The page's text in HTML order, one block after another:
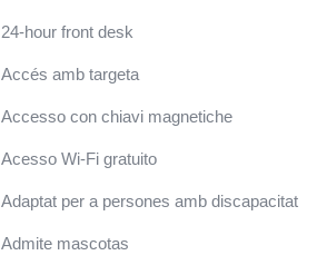
24-hour front desk
Accés amb targeta
Accesso con chiavi magnetiche
Acesso Wi-Fi gratuito
Adaptat per a persones amb discapacitat
Admite mascotas